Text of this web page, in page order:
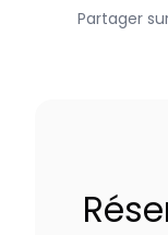
Partager